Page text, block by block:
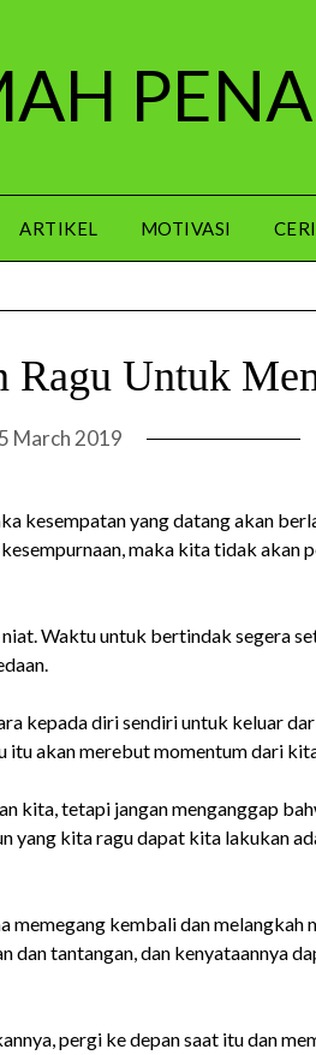
ARTIKEL MOTIVASI
Ragu Untuk
5 March 2019
kesempatan yang datang akan
maka kita tidak akan
Waktu untuk bertindak segera
kepada diri sendiri untuk keluar
itu akan merebut momentum dari
kita, tetapi jangan menganggap
yang kita ragu dapat kita lakukan
memegang kembali dan melangkah
tantangan, dan kenyataannya
pergi ke depan saat itu dan